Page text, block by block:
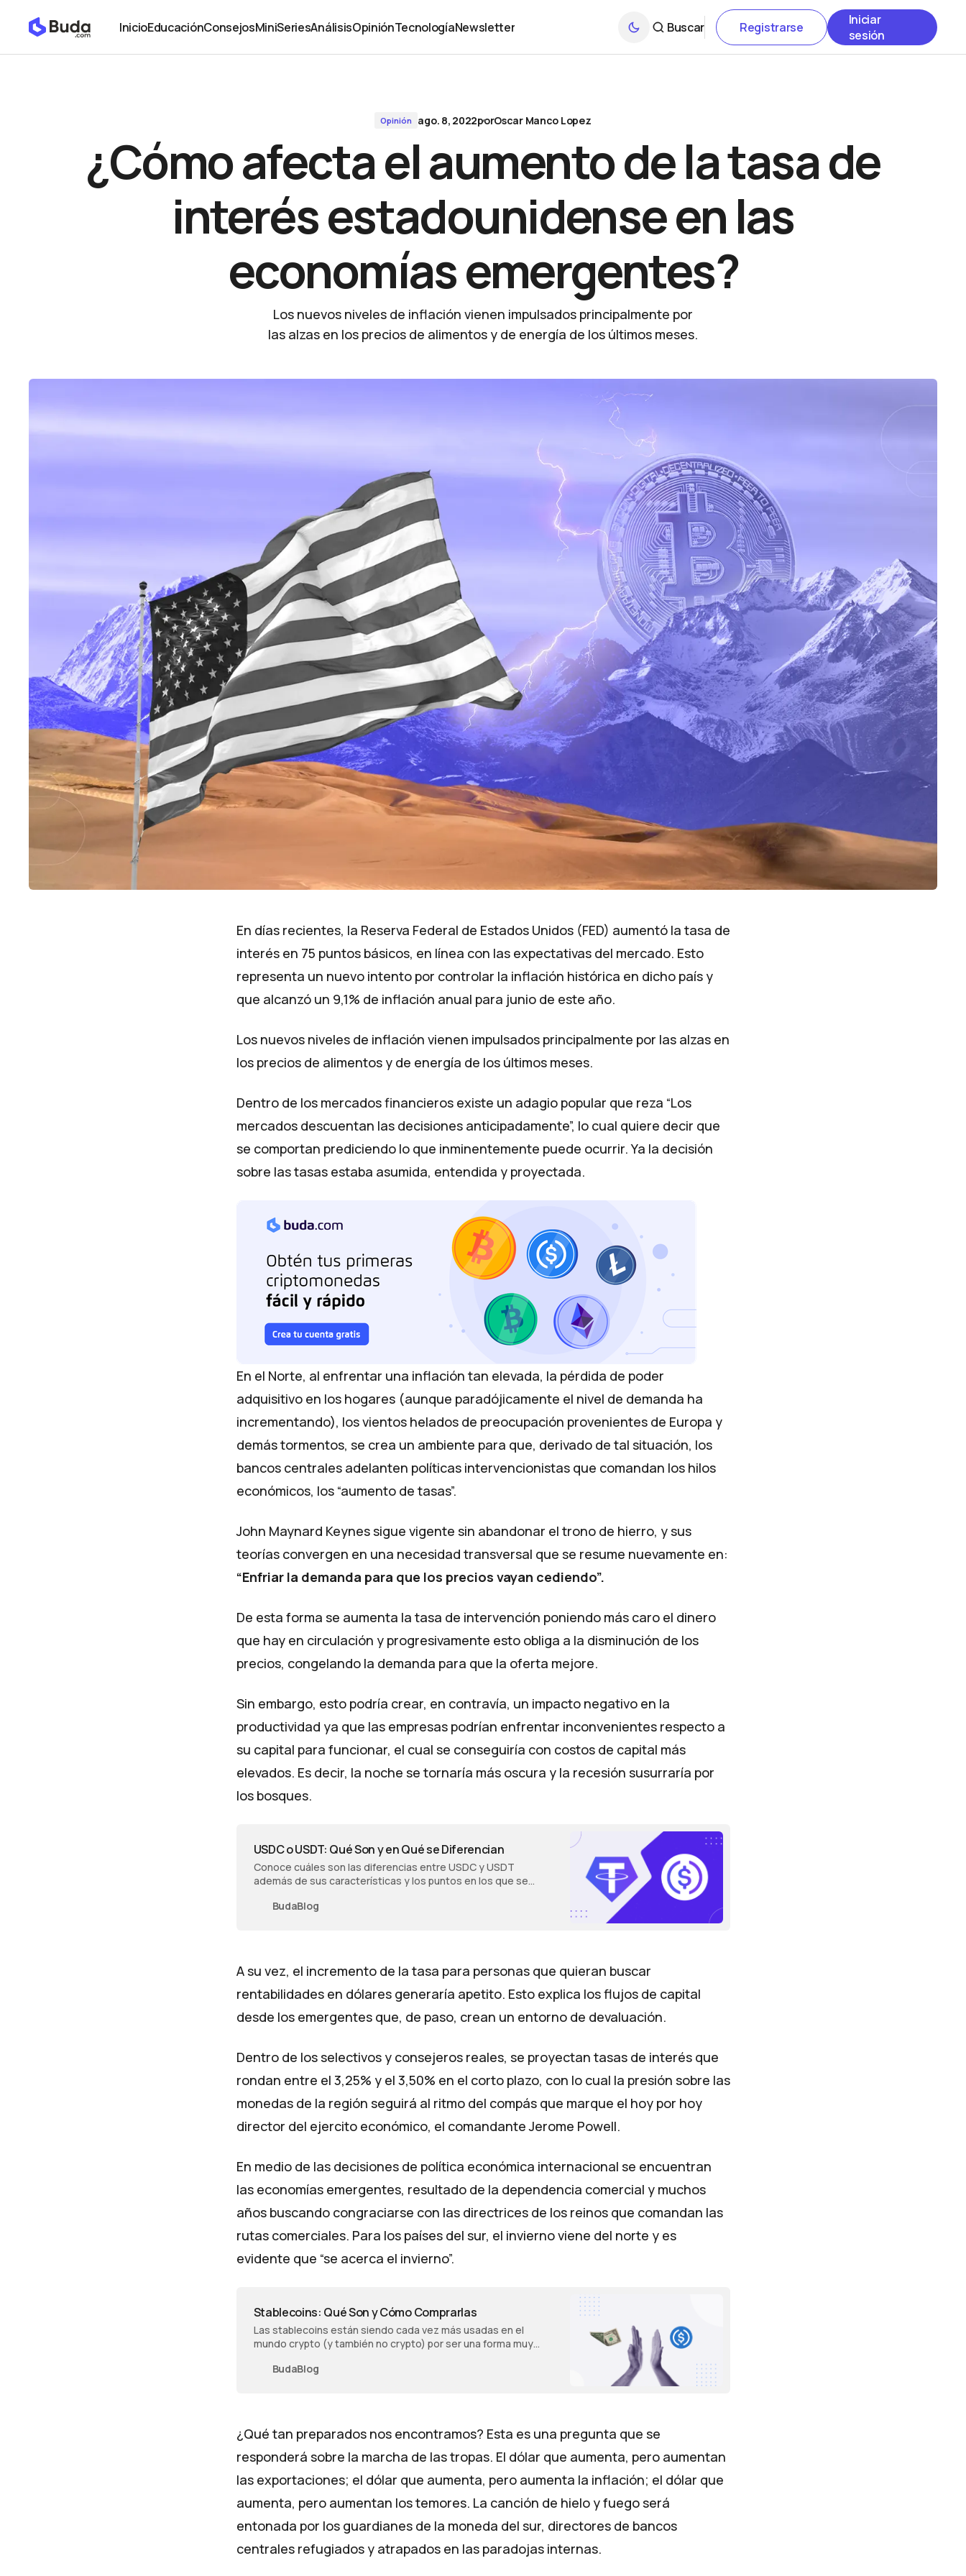
InicioEducaciónConsejosMiniSeriesAnálisisOpiniónTecnologíaNewsletter
Buscar Registrarse
Iniciar
sesión
Opinión ¿Cómo afecta el aumento de la tasa de interés estadounidense en las economías emergentes?
Opinión ago. 8, 2022porOscar Manco Lopez
¿Cómo afecta el aumento de la tasa de
interés estadounidense en las
economías emergentes?
Los nuevos niveles de inflación vienen impulsados principalmente por
las alzas en los precios de alimentos y de energía de los últimos meses.
En días recientes, la Reserva Federal de Estados Unidos (FED) aumentó la tasa de
interés en 75 puntos básicos, en línea con las expectativas del mercado. Esto
representa un nuevo intento por controlar la inflación histórica en dicho país y
que alcanzó un 9,1% de inflación anual para junio de este año.
Los nuevos niveles de inflación vienen impulsados principalmente por las alzas en
los precios de alimentos y de energía de los últimos meses.
Dentro de los mercados financieros existe un adagio popular que reza “Los
mercados descuentan las decisiones anticipadamente”, lo cual quiere decir que
se comportan prediciendo lo que inminentemente puede ocurrir. Ya la decisión
sobre las tasas estaba asumida, entendida y proyectada.
En el Norte, al enfrentar una inflación tan elevada, la pérdida de poder
adquisitivo en los hogares (aunque paradójicamente el nivel de demanda ha
incrementando), los vientos helados de preocupación provenientes de Europa y
demás tormentos, se crea un ambiente para que, derivado de tal situación, los
bancos centrales adelanten políticas intervencionistas que comandan los hilos
económicos, los “aumento de tasas”.
John Maynard Keynes sigue vigente sin abandonar el trono de hierro, y sus
teorías convergen en una necesidad transversal que se resume nuevamente en:
“Enfriar la demanda para que los precios vayan cediendo”.
De esta forma se aumenta la tasa de intervención poniendo más caro el dinero
que hay en circulación y progresivamente esto obliga a la disminución de los
precios, congelando la demanda para que la oferta mejore.
Sin embargo, esto podría crear, en contravía, un impacto negativo en la
productividad ya que las empresas podrían enfrentar inconvenientes respecto a
su capital para funcionar, el cual se conseguiría con costos de capital más
elevados. Es decir, la noche se tornaría más oscura y la recesión susurraría por
los bosques.
USDC o USDT: Qué Son y en Qué se Diferencian
Conoce cuáles son las diferencias entre USDC y USDT
además de sus características y los puntos en los que se
BudaBlog
A su vez, el incremento de la tasa para personas que quieran buscar
rentabilidades en dólares generaría apetito. Esto explica los flujos de capital
desde los emergentes que, de paso, crean un entorno de devaluación.
Dentro de los selectivos y consejeros reales, se proyectan tasas de interés que
rondan entre el 3,25% y el 3,50% en el corto plazo, con lo cual la presión sobre las
monedas de la región seguirá al ritmo del compás que marque el hoy por hoy
director del ejercito económico, el comandante Jerome Powell.
En medio de las decisiones de política económica internacional se encuentran
las economías emergentes, resultado de la dependencia comercial y muchos
años buscando congraciarse con las directrices de los reinos que comandan las
rutas comerciales. Para los países del sur, el invierno viene del norte y es
evidente que “se acerca el invierno”.
Stablecoins: Qué Son y Cómo Comprarlas
Las stablecoins están siendo cada vez más usadas en el
mundo crypto (y también no crypto) por ser una forma muy
resolvemos todas las dudas que puedas tener sobre ellas.
BudaBlog
¿Qué tan preparados nos encontramos? Esta es una pregunta que se
responderá sobre la marcha de las tropas. El dólar que aumenta, pero aumentan
las exportaciones; el dólar que aumenta, pero aumenta la inflación; el dólar que
aumenta, pero aumentan los temores. La canción de hielo y fuego será
entonada por los guardianes de la moneda del sur, directores de bancos
centrales refugiados y atrapados en las paradojas internas.